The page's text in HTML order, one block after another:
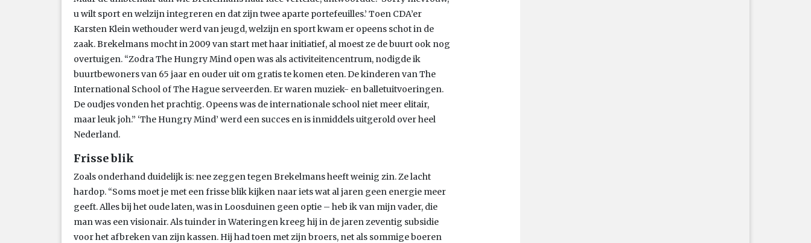
u wilt sport en welzijn integreren en dat zijn twee aparte portefeuilles.’ Toen CDA’er
Karsten Klein wethouder werd van jeugd, welzijn en sport kwam er opeens schot in de
zaak. Brekelmans mocht in 2009 van start met haar initiatief, al moest ze de buurt ook nog
overtuigen. “Zodra The Hungry Mind open was als activiteitencentrum, nodigde ik
buurtbewoners van 65 jaar en ouder uit om gratis te komen eten. De kinderen van The
International School of The Hague serveerden. Er waren muziek- en balletuitvoeringen.
De oudjes vonden het prachtig. Opeens was de internationale school niet meer elitair,
maar leuk joh.” ‘The Hungry Mind’ werd een succes en is inmiddels uitgerold over heel
Nederland.
Frisse blik
Zoals onderhand duidelijk is: nee zeggen tegen Brekelmans heeft weinig zin. Ze lacht
hardop. “Soms moet je met een frisse blik kijken naar iets wat al jaren geen energie meer
geeft. Alles bij het oude laten, was in Loosduinen geen optie – heb ik van mijn vader, die
man was een visionair. Als tuinder in Wateringen kreeg hij in de jaren zeventig subsidie
voor het afbreken van zijn kassen. Hij had toen met zijn broers, net als sommige boeren